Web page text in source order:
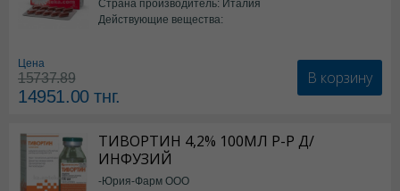
Страна производитель: Италия
Действующие вещества:
Цена
15737.89
14951.00тнг.
В корзину
ТИВОРТИН 4,2% 100МЛ Р-Р Д/
ИНФУЗИЙ
-Юрия-Фарм ООО